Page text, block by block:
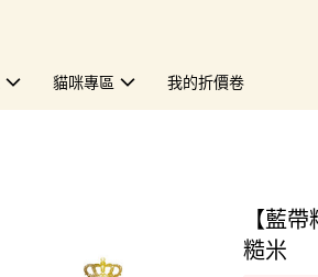
貓咪專區 我的折價卷
【藍
糙米